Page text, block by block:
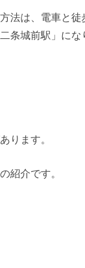
法は、電車と徒
条城前駅」にな
ります。
紹介です。